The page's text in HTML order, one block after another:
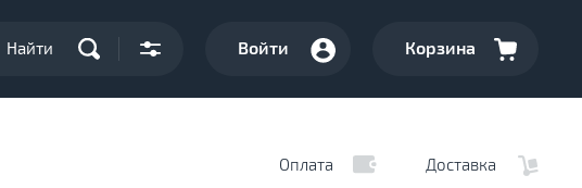
Найти Войти Корзина
Оплата Доставка